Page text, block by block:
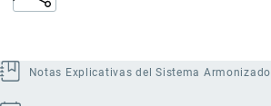
Notas Explicativas del Sistema Armonizado